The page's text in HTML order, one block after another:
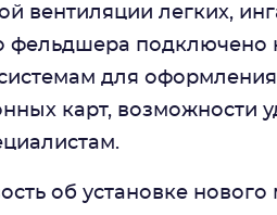
вентиляции легких,
фельдшера подключено
для
карт, возможности
об установке нового